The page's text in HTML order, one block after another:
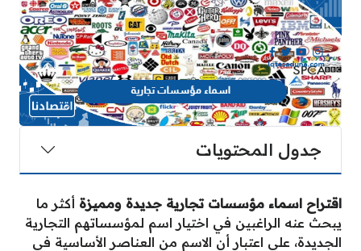
جدول المحتويات
اقتراح اسماء مؤسسات تجارية جديدة ومميزة أكثر ما
يبحث عنه الراغبين في اختيار اسم لمؤسساتهم التجارية
الجديدة، على اعتبار أن الاسم من العناصر الأساسية في